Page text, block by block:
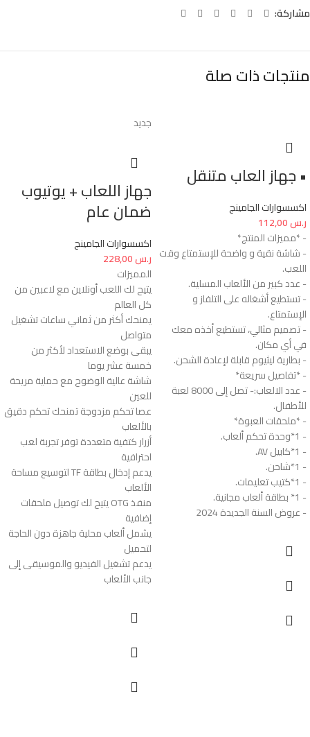
مشاركة:
منتجات ذات صلة
• جهاز العاب متنقل
اكسسوارات الجامينج
ر.س
- *مميزات المنتج*
- شاشة نقية و واضحة للإستمتاع وقت
اللعب.
- عدد كبير من الألعاب المسلية.
- تستطيع أشغاله على التلفاز و
الإستمتاع.
- تصميم مثالي، تستطيع أخذه معك
في أي مكان.
- بطارية ليثيوم قابلة لإعادة الشحن.
- *تفاصيل سريعة*
- عدد الالعاب:- تصل إلى 8000 لعبة
للأطفال.
- *ملحقات العبوة*
- 1*وحدة تحكم ألعاب.
- 1*كابيل AV.
- 1*شاحن.
- 1*كتيب تعليمات.
- 1* بطاقة ألعاب مجانية.
- عروض السنة الجديدة 2024
جديد
جهاز اللعاب + يوتيوب
ضمان عام
اكسسوارات الجامينج
ر.س
المميزات
يتيح لك اللعب أونلاين مع لاعبين من
كل العالم
يمنحك أكثر من ثماني ساعات تشغيل
متواصل
يبقى بوضع الاستعداد لأكثر من
خمسة عشر يوما
شاشة عالية الوضوح مع حماية مريحة
للعين
عصا تحكم مزدوجة تمنحك تحكم دقيق
بالألعاب
أزرار كتفية متعددة توفر تجربة لعب
احترافية
يدعم إدخال بطاقة TF لتوسيع مساحة
الألعاب
منفذ OTG يتيح لك توصيل ملحقات
إضافية
يشمل ألعاب محلية جاهزة دون الحاجة
لتحميل
يدعم تشغيل الفيديو والموسيقى إلى
جانب الألعاب